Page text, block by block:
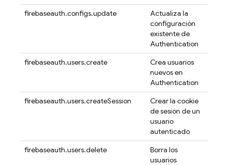
firebaseauth.configs.update
Actualiza la
configuración
existente de
Authentication
firebaseauth.users.create
Crea usuarios
nuevos en
Authentication
firebaseauth.users.createSession
Crear la cookie
de sesión de un
usuario
autenticado
firebaseauth.users.delete
Borra los
usuarios